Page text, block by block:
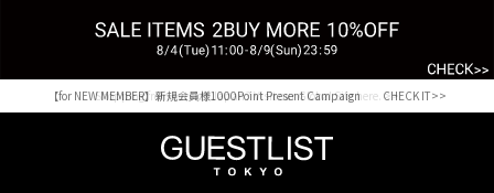
Shopping from outside Japan? Visit our Global Site here. >>
【for NEW MEMBER】新規会員様1000Point Present Campaign CHECK IT>>